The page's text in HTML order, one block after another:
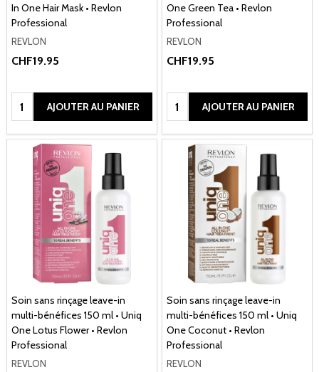
In One Hair Mask • Revlon
Professional
REVLON
CHF19.95
Quantité:AJOUTER AU PANIER
One Green Tea • Revlon
Professional
REVLON
CHF19.95
Quantité:AJOUTER AU PANIER
Soin sans rinçage leave-in
multi-bénéfices 150 ml • Uniq
One Lotus Flower • Revlon
Professional
REVLON
Soin sans rinçage leave-in
multi-bénéfices 150 ml • Uniq
One Coconut • Revlon
Professional
REVLON